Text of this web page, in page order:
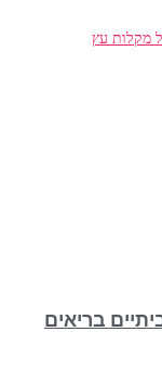
מתכונים ביתיים בריאים